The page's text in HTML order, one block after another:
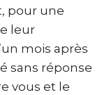
pour une
leur
mois après
sans réponse
vous et le